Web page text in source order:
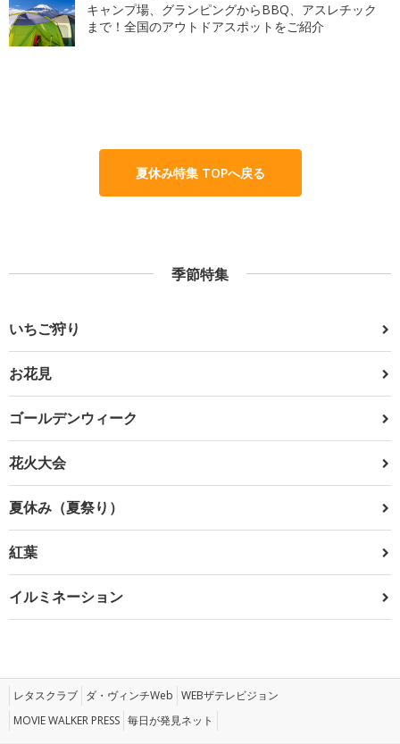
キャンプ場、グランピングからBBQ、アスレチック
まで！全国のアウトドアスポットをご紹介
夏休み特集 TOPへ戻る
季節特集
いちご狩り
お花見
ゴールデンウィーク
花火大会
夏休み（夏祭り）
紅葉
イルミネーション
レタスクラブ ダ・ヴィンチWeb WEBザテレビジョン
MOVIE WALKER PRESS 毎日が発見ネット